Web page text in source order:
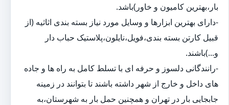
بار،بهترین کامیون و خاور)باشد.
-دارای بهترین ابزارها و وسایل مورد نیاز بسته بندی اثاثیه (از
قبیل کارتن بسته بندی،فویل،نایلون،پلاستیک حباب دار
و...)باشند.
-رانندگانی دلسوز و حرفه ای با تسلط کامل به راه ها و جاده
های داخل و خارج از شهر داشته باشند تا بتوانند در زمینه
جابجایی بار در تهران و همچنین حمل بار به شهرستان،به